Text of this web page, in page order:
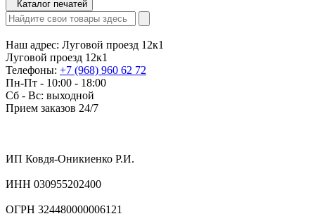
Каталог печатей
Наш адрес: Луговой проезд 12к1
Луговой проезд 12к1
Телефоны: +7 (968) 960 62 72
Пн-Пт - 10:00 - 18:00
Сб - Вс: выходной
Прием заказов 24/7
ИП Ковдя-Оникиенко Р.И.
ИНН 030955202400
ОГРН 324480000006121